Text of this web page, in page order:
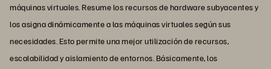
máquinas virtuales. Resume los recursos de hardware subyacentes y
los asigna dinámicamente a las máquinas virtuales según sus
necesidades. Esto permite una mejor utilización de recursos,
escalabilidad y aislamiento de entornos. Básicamente, los